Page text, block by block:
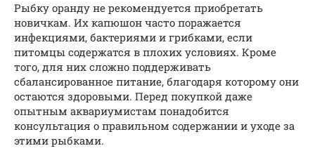
Рыбку оранду не рекомендуется приобретать
новичкам. Их капюшон часто поражается
инфекциями, бактериями и грибками, если
питомцы содержатся в плохих условиях. Кроме
того, для них сложно поддерживать
сбалансированное питание, благодаря которому они
остаются здоровыми. Перед покупкой даже
опытным аквариумистам понадобится
консультация о правильном содержании и уходе за
этими рыбками.